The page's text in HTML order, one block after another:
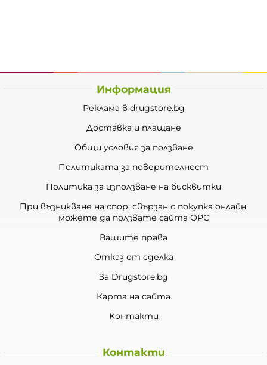
Информация
Реклама в drugstore.bg
Доставка и плащане
Общи условия за ползване
Политиката за поверителност
Политика за използване на бисквитки
При възникване на спор, свързан с покупка онлайн,
можете да ползвате сайта ОРС
Вашите права
Отказ от сделка
За Drugstore.bg
Карта на сайта
Контакти
Контакти